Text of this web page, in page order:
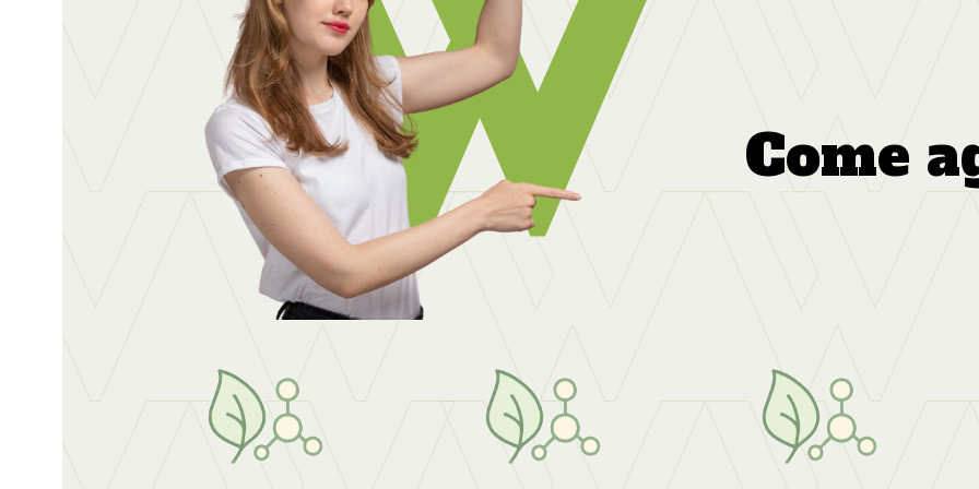
Come